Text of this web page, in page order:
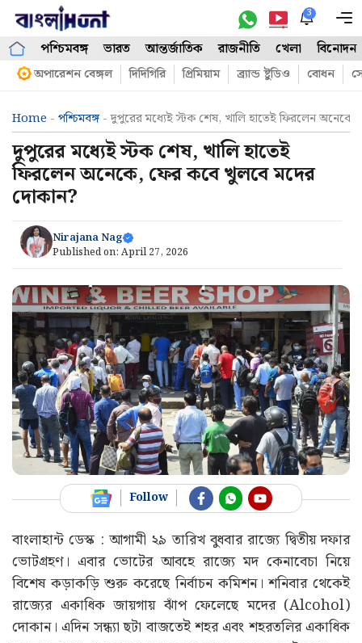
Skip
content
3
পশ্চিমবঙ্গ ভারত আন্তর্জাতিক রাজনীতি খেলা বিনোদন
অপারেশন বেঙ্গল দিদিগিরি প্রিমিয়াম ব্র্যান্ড ষ্টুডিও বোধন
Home - পশ্চিমবঙ্গ-দুপুরের মধ্যেই স্টক শেষ, খালি হাতেই ফিরলেন
দুপুরের মধ্যেই স্টক শেষ, খালি হাতেই
ফিরলেন অনেকে, ফের কবে খুলবে মদের
দোকান?
Nirajana Nag
Published on: April 27, 2026
Follow
বাংলাহান্ট ডেস্ক : আগামী ২৯ তারিখ বুধবার রাজ্যে দ্বিতীয় দফার
ভোটগ্রহণ। এবার ভোটের আবহে রাজ্যে মদ কেনাবেচা নিয়ে
বিশেষ কড়াকড়ি শুরু করেছে নির্বাচন কমিশন। শনিবার থেকেই
রাজ্যের একাধিক জায়গায় ঝাঁপ ফেলেছে মদের (Alcohol)
দোকান। এদিন সন্ধ্যা ছটা বাজতেই শহর এবং শহরতলির একাধিক